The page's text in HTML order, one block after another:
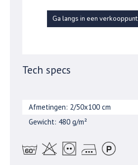
Ga langs in een verkooppunt
Tech specs
Afmetingen: 2/50x100 cm
Gewicht: 480 g/m²